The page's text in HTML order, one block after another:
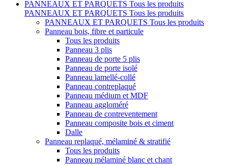
PANNEAUX ET PARQUETS Tous les produits
PANNEAUX ET PARQUETS Tous les produits
PANNEAUX ET PARQUETS Tous les produits
Panneau bois, fibre et particule
Tous les produits
Panneau 3 plis
Panneau de porte 5 plis
Panneau de porte isolé
Panneau lamellé-collé
Panneau contreplaqué
Panneau médium et MDF
Panneau aggloméré
Panneau de contreventement
Panneau composite bois et ciment
Dalle
Panneau replaqué, mélaminé & stratifié
Tous les produits
Panneau mélaminé blanc et chant